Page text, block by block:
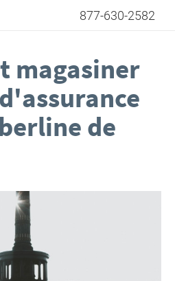
877-630-2582
magasiner
de